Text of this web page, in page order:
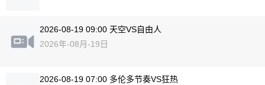
2026-08-19 09:00 天空VS自由人
2026年-08月-19日
2026-08-19 07:00 多伦多节奏VS狂热